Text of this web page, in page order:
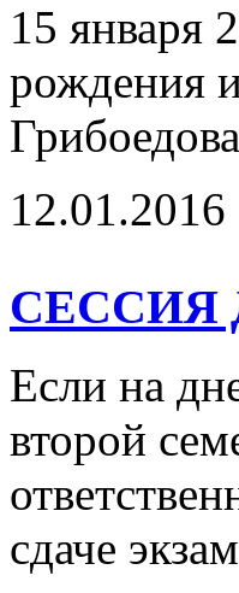
15 января
рождения
12.01.2016
СЕССИЯ
Если на
второй
сдаче